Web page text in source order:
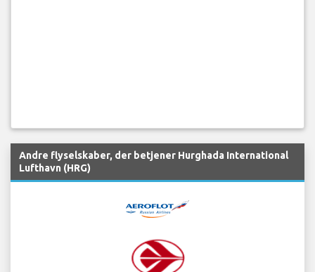
Andre flyselskaber, der betjener Hurghada International
Lufthavn (HRG)